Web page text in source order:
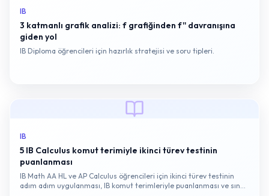
IB
3 katmanlı grafik analizi: f grafiğinden f'' davranışına
giden yol
IB Diploma öğrencileri için hazırlık stratejisi ve soru tipleri.
IB
5 IB Calculus komut terimiyle ikinci türev testinin
puanlanması
IB Math AA HL ve AP Calculus öğrencileri için ikinci türev testinin
adım adım uygulanması, IB komut terimleriyle puanlanması ve sınav